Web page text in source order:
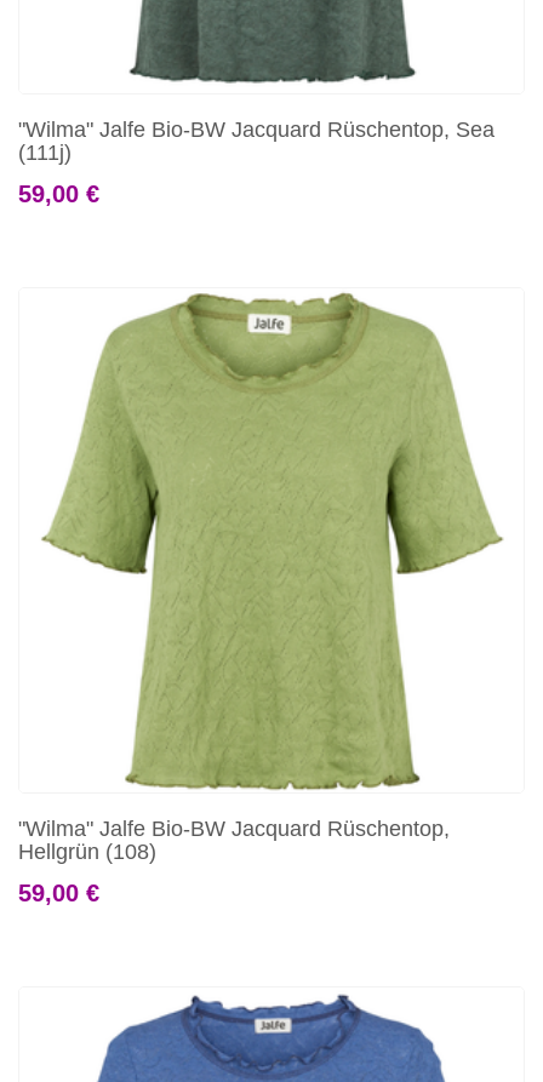
"Wilma" Jalfe Bio-BW Jacquard Rüschentop, Sea
(111j)
59,00 €
"Wilma" Jalfe Bio-BW Jacquard Rüschentop,
Hellgrün (108)
59,00 €